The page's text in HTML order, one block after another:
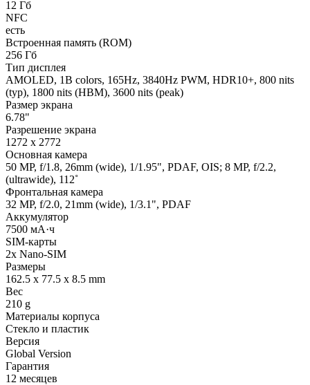
12 Гб
NFC
есть
Встроенная память (ROM)
256 Гб
Тип дисплея
AMOLED, 1B colors, 165Hz, 3840Hz PWM, HDR10+, 800 nits
(typ), 1800 nits (HBM), 3600 nits (peak)
Размер экрана
6.78"
Разрешение экрана
1272 x 2772
Основная камера
50 MP, f/1.8, 26mm (wide), 1/1.95", PDAF, OIS; 8 MP, f/2.2,
(ultrawide), 112˚
Фронтальная камера
32 MP, f/2.0, 21mm (wide), 1/3.1", PDAF
Аккумулятор
7500 мА·ч
SIM-карты
2x Nano-SIM
Размеры
162.5 x 77.5 x 8.5 mm
Вес
210 g
Материалы корпуса
Стекло и пластик
Версия
Global Version
Гарантия
12 месяцев